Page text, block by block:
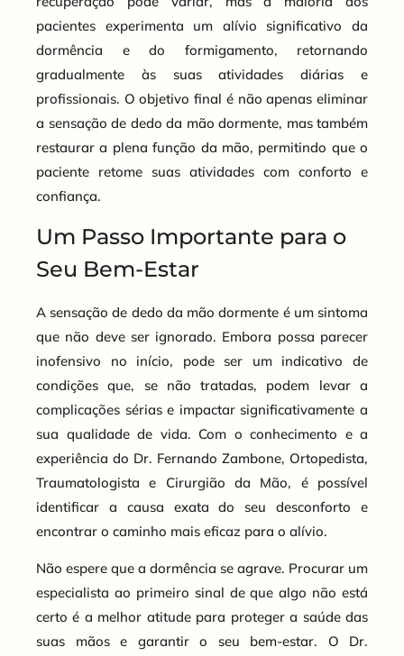
pacientes experimenta um alívio significativo da
dormência e do formigamento, retornando
gradualmente às suas atividades diárias e
profissionais. O objetivo final é não apenas eliminar
a sensação de dedo da mão dormente, mas também
restaurar a plena função da mão, permitindo que o
paciente retome suas atividades com conforto e
confiança.
Um Passo Importante para o
Seu Bem-Estar
A sensação de dedo da mão dormente é um sintoma
que não deve ser ignorado. Embora possa parecer
inofensivo no início, pode ser um indicativo de
condições que, se não tratadas, podem levar a
complicações sérias e impactar significativamente a
sua qualidade de vida. Com o conhecimento e a
experiência do Dr. Fernando Zambone, Ortopedista,
Traumatologista e Cirurgião da Mão, é possível
identificar a causa exata do seu desconforto e
encontrar o caminho mais eficaz para o alívio.
Não espere que a dormência se agrave. Procurar um
especialista ao primeiro sinal de que algo não está
certo é a melhor atitude para proteger a saúde das
suas mãos e garantir o seu bem-estar. O Dr.